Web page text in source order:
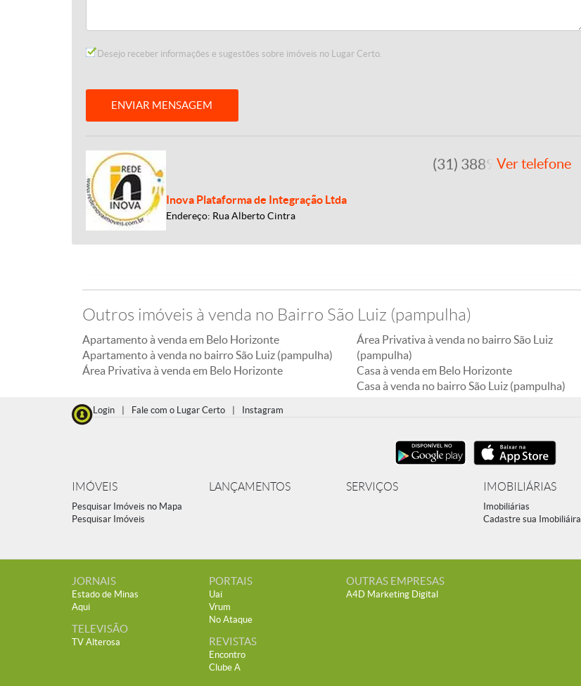
Desejo receber informações e sugestões sobre imóveis no Lugar Certo.
ENVIAR MENSAGEM
Inova Plataforma de Integração Ltda
Endereço: Rua Alberto Cintra
(31) 3889-4765Ver telefone
Outros imóveis à venda no Bairro São Luiz (pampulha)
Apartamento à venda em Belo Horizonte
Apartamento à venda no bairro São Luiz (pampulha)
Área Privativa à venda em Belo Horizonte
Área Privativa à venda no bairro São Luiz
(pampulha)
Casa à venda em Belo Horizonte
Casa à venda no bairro São Luiz (pampulha)
Login Fale com o Lugar Certo Instagram
IMÓVEIS
Pesquisar Imóveis no Mapa
Pesquisar Imóveis
LANÇAMENTOS SERVIÇOS IMOBILIÁRIAS
Imobiliárias
Cadastre sua Imobiliáira
JORNAIS
Estado de Minas
Aqui
TELEVISÃO
TV Alterosa
PORTAIS
Uai
Vrum
No Ataque
REVISTAS
Encontro
Clube A
OUTRAS EMPRESAS
A4D Marketing Digital